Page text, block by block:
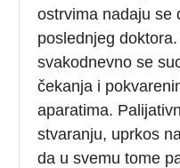
ostrvima nadaju se
poslednjeg
svakodnevno se
čekanja i
aparatima.
stvaranju, uprkos
da u svemu tome